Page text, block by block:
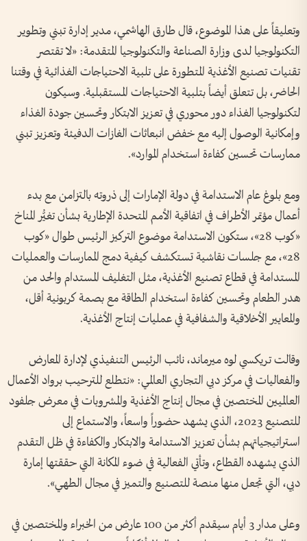
وتعليقاً على هذا الموضوع، قال طارق الهاشمي، مدير إدارة تبني وتطوير
التكنولوجيا لدى وزارة الصناعة والتكنولوجيا المتقدمة: «لا تقتصر
تقنيات تصنيع الأغذية المتطورة على تلبية الاحتياجات الغذائية في وقتنا
الحاضر، بل تتعلق أيضاً بتلبية الاحتياجات المستقبلية. وسيكون
لتكنولوجيا الغذاء دور محوري في تعزيز الابتكار وتحسين جودة الغذاء
وإمكانية الوصول إليه مع خفض انبعاثات الغازات الدفيئة وتعزيز تبني
ممارسات تحسين كفاءة استخدام الموارد».
ومع بلوغ عام الاستدامة في دولة الإمارات إلى ذروته بالتزامن مع بدء
أعمال مؤتمر الأطراف في اتفاقية الأمم المتحدة الإطارية بشأن تغيُّر المناخ
«كوب 28»، ستكون الاستدامة موضوع التركيز الرئيس طوال «كوب
28»، مع جلسات نقاشية تستكشف كيفية دمج الممارسات والعمليات
المستدامة في قطاع تصنيع الأغذية، مثل التغليف المستدام والحد من
هدر الطعام وتحسين كفاءة استخدام الطاقة مع بصمة كربونية أقل،
والمعايير الأخلاقية والشفافية في عمليات إنتاج الأغذية.
وقالت تريكسي لوه ميرماند، نائب الرئيس التنفيذي لإدارة المعارض
والفعاليات في مركز دبي التجاري العالمي: «نتطلع للترحيب برواد الأعمال
العالميين المختصين في مجال إنتاج الأغذية والمشروبات في معرض جلفود
للتصنيع 2023، الذي يشهد حضوراً واسعاً، والاستماع إلى
استراتيجياتهم بشأن تعزيز الاستدامة والابتكار والكفاءة في ظل التقدم
الذي يشهده القطاع، وتأتي الفعالية في ضوء المكانة التي حققتها إمارة
دبي، التي تجعل منها منصة للتصنيع والتميز في مجال الطهي».
وعلى مدار 3 أيام سيقدم أكثر من 100 عارض من الخبراء والمختصين في